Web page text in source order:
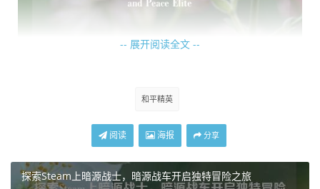
而和平精英,它就像是一场热血沸腾的冒险之旅，每一次进入
武器，与队友们并肩作战，为了胜利而全力以赴，在激烈的
刺激是其他任何事情都无法比拟的，我喜欢和队友们一起制
-- 展开阅读全文 --
和平精英
阅读 海报 分享
探索Steam上暗源战士，暗源战车开启独特冒险之旅